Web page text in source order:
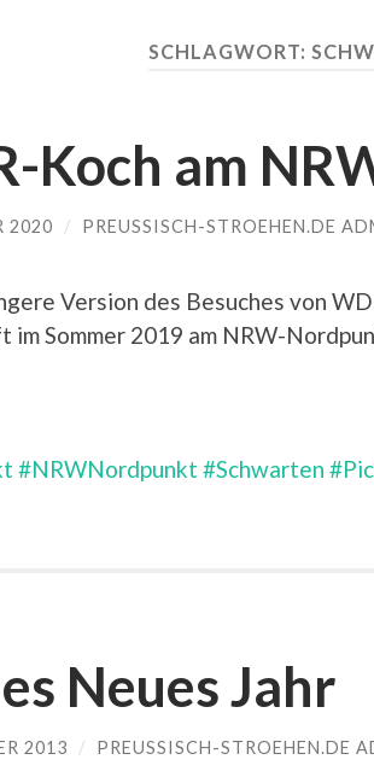
SCHLAGWORT:
Koch am
2020 / PREUSSISCH-STROEHEN.DE
Version des Besuches von
im Sommer 2019 am NRW-
#NRWNordpunkt #Schwarten
Neues Jahr
2013 / PREUSSISCH-STROEHEN.DE